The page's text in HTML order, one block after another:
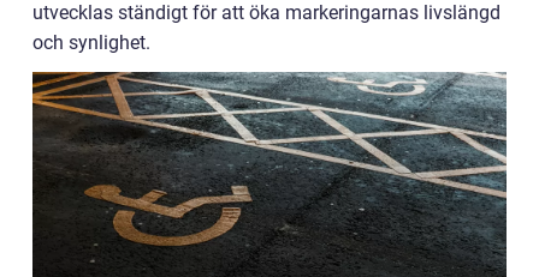
utvecklas ständigt för att öka markeringarnas livslängd
och synlighet.